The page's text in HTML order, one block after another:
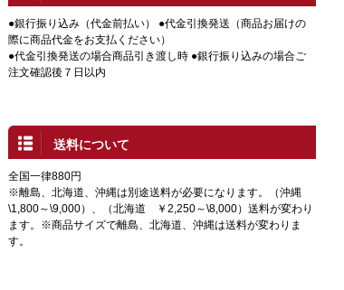
●銀行振り込み（代金前払い） ●代金引換発送（商品お届けの
際に商品代金をお支払ください）
●代金引換発送の場合商品引き渡し時 ●銀行振り込みの場合ご
注文確認後７日以内
送料について
全国一律880円
※離島、北海道、沖縄は別途送料が必要になります。（沖縄
\1,800～\9,000）、（北海道 ￥2,250～\8,000）送料が変わり
ます。※商品サイズで離島、北海道、沖縄は送料が変わりま
す。